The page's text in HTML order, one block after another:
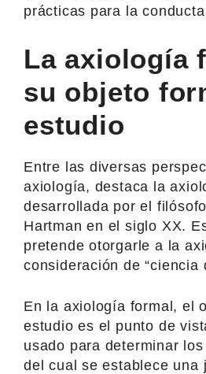
prácticas para la
La axiología
su objeto
estudio
Entre las diversas
axiología, destaca la
desarrollada por el
Hartman en el siglo XX.
pretende otorgarle a la
consideración de “ciencia
En la axiología formal, el
estudio es el punto de
usado para determinar
del cual se establece una